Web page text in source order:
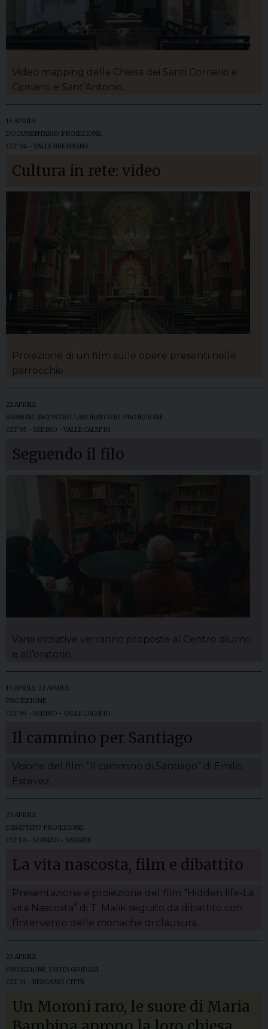
Video mapping della Chiesa dei Santi Cornelio e
Cipriano e Sant’Antonio.
15 APRILE
DOCUMENTARIO PROIEZIONE
CET 04 - VALLE BREMBANA
Cultura in rete: video
Proiezione di un film sulle opere presenti nelle
parrocchie.
22 APRILE
BAMBINI INCONTRO LABORATORIO PROIEZIONE
CET 05 - SEBINO - VALLE CALEPIO
Seguendo il filo
Varie iniziative verranno proposte al Centro diurno
e all’oratorio.
15 APRILE 22 APRILE
PROIEZIONE
CET 05 - SEBINO - VALLE CALEPIO
Il cammino per Santiago
Visione del film “Il cammino di Santiago” di Emilio
Estevez.
23 APRILE
DIBATTITO PROIEZIONE
CET 10 - SCANZO - SERIATE
La vita nascosta, film e dibattito
Presentazione e proiezione del film “Hidden life-La
vita Nascosta” di T. Malik seguito da dibattito con
l’intervento delle monache di clausura.
22 APRILE
PROIEZIONE VISITA GUIDATA
CET 01 - BERGAMO CITTÀ
Un Moroni raro, le suore di Maria